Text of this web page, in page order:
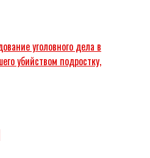
уголовного дела в
убийством подростку,